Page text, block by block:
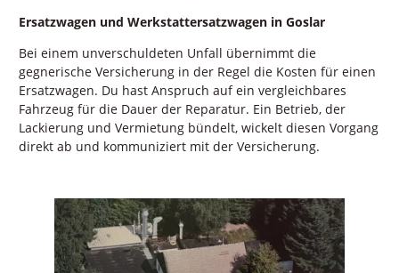
Ersatzwagen und Werkstattersatzwagen in Goslar
Bei einem unverschuldeten Unfall übernimmt die
gegnerische Versicherung in der Regel die Kosten für einen
Ersatzwagen. Du hast Anspruch auf ein vergleichbares
Fahrzeug für die Dauer der Reparatur. Ein Betrieb, der
Lackierung und Vermietung bündelt, wickelt diesen Vorgang
direkt ab und kommuniziert mit der Versicherung.